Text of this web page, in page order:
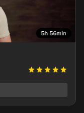
5h 56min